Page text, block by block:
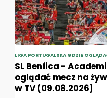
LIGA PORTUGALSKA GDZIE
SL Benfica -
oglądać mecz na
w TV (09.08.2026)